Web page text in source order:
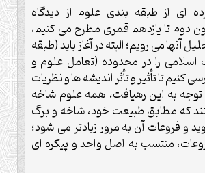
اى از طبقه بندى علوم از ديدگاه
دوم تا يازدهم قمرى مطرح مى كنيم،
آنها مى رويم؛ البته در آغاز بايد (طبقه
را در محدوده (تعامل علوم و
كنيم تا تأثير و تأثر انديشه ها و نظريات
توجه به اين رهيافت، همه علوم شاخه
كه مطابق طبيعت خود، شاخه و برگ
و فروعات آن به مرور زيادتر مى شود؛
منتسب به اصل واحد و پيكره اى